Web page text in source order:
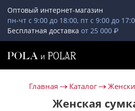
Оптовый интернет-магазин
пн-чт с 9:00 до 18:00, пт с 9:00 до
Бесплатная доставка от 25 000 ₽
Главная Каталог
Женская